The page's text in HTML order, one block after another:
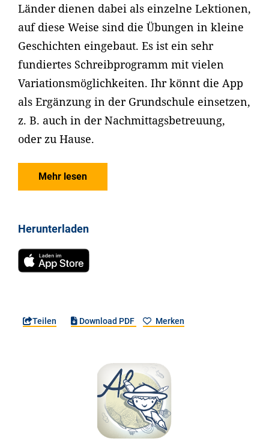
Länder dienen dabei als einzelne Lektionen,
auf diese Weise sind die Übungen in kleine
Geschichten eingebaut. Es ist ein sehr
fundiertes Schreibprogramm mit vielen
Variationsmöglichkeiten. Ihr könnt die App
als Ergänzung in der Grundschule einsetzen,
z. B. auch in der Nachmittagsbetreuung,
oder zu Hause.
Mehr lesen
Herunterladen
Teilen Download PDF Merken